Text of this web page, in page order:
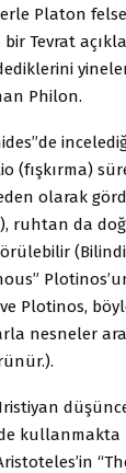
Platon
Tevrat
Philon.
(fışkırma)
olarak
ruhtan da
Plotinos,
nesneler
kullanmakta